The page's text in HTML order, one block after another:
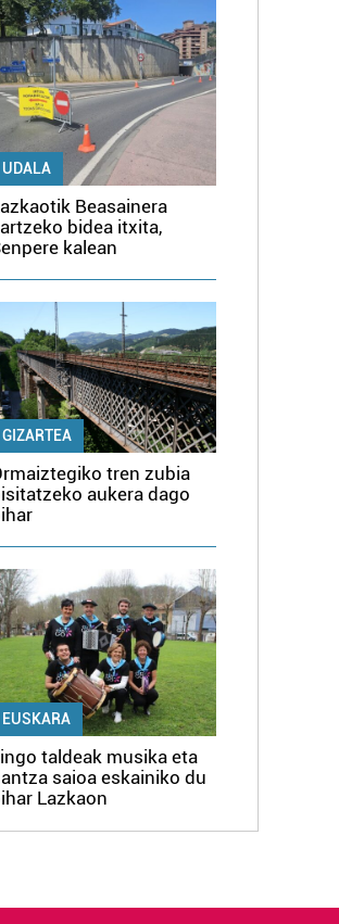
UDALA
Beasainera
bidea itxita,
kalean
GIZARTEA
tren zubia
aukera dago
EUSKARA
taldeak musika eta
saioa eskainiko du
Lazkaon